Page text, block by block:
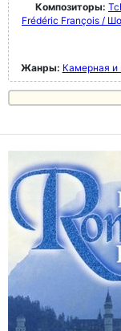
Композиторы:
Frédéric François /
Жанры: Камерная и